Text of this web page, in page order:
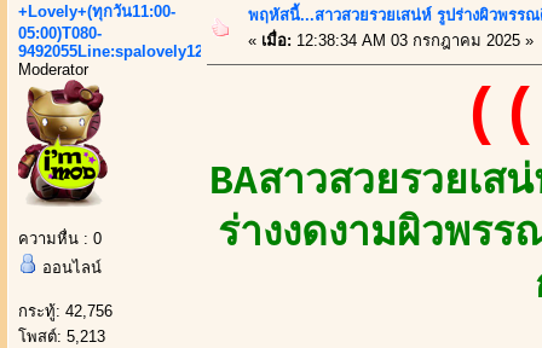
+Lovely+(ทุกวัน11:00-
05:00)T080-
9492055Line:spalovely123
Moderator
ความหื่น : 0
ออนไลน์
กระทู้: 42,756
โพสต์: 5,213
พฤหัสนี้...สาวสวยรวยเสน่ห์ รูปร่างผิวพรร
« เมื่อ: 12:38:34 AM 03 กรกฎาคม 2025 »
((
BAสาวสวยรวยเ
ร่างงดงามผิวพร